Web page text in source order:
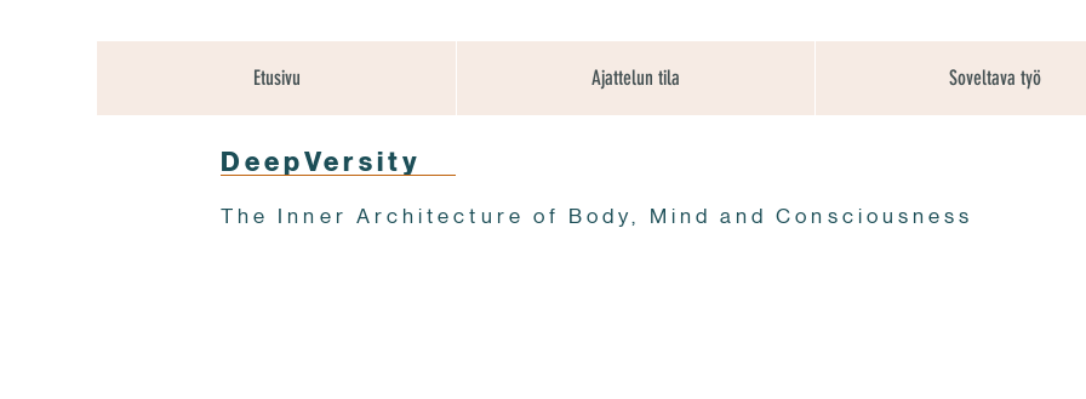
Etusivu Ajattelun tila Soveltava työ
DeepVersity
The Inner Architecture of Body, Mind and Consciousness